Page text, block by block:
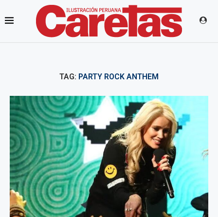
TAG: PARTY ROCK ANTHEM